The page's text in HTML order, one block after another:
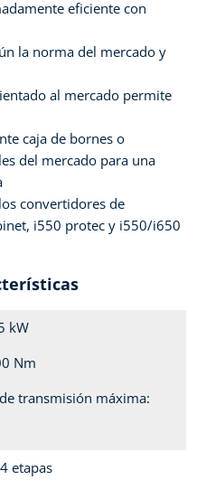
eficiente con
la norma del mercado y
al mercado permite
caja de bornes o
del mercado para una
convertidores de
i550 protec y i550/i650
kW
Nm
transmisión máxima:
etapas